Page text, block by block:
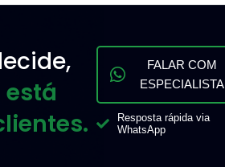
está
FALAR COM
ESPECIALISTA
Resposta rápida via
WhatsApp